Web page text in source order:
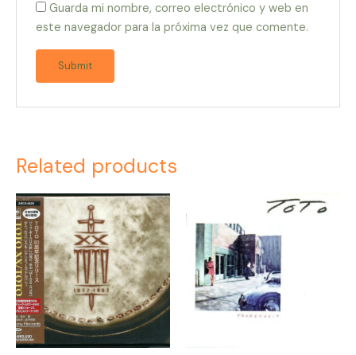
Guarda mi nombre, correo electrónico y web en
este navegador para la próxima vez que comente.
Related products